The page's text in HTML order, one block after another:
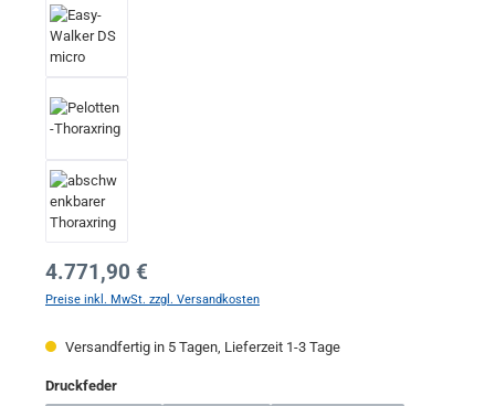
Regulärer Preis:
4.771,90 €
Preise inkl. MwSt. zzgl. Versandkosten
Versandfertig in 5 Tagen, Lieferzeit 1-3 Tage
Druckfederauswählen